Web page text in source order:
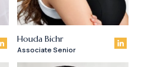
Houda Bichr
Associate Senior